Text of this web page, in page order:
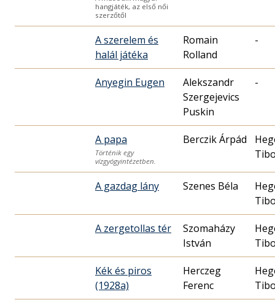
hangjáték, az első női
szerzőtől
A szerelem és
halál játéka
Romain
Rolland
-
Anyegin Eugen
Alekszandr
Szergejevics
Puskin
-
A papa
Történik egy
vízgyógyintézetben.
Berczik Árpád
A gazdag lány Szenes Béla
A zergetollas tér
Szomaházy
István
Kék és piros
(1928a)
Herczeg
Ferenc